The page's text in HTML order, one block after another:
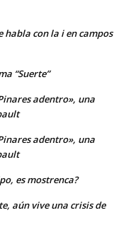
habla con la i en campos
“Suerte”
adentro», una
adentro», una
es mostrenca?
aún vive una crisis de